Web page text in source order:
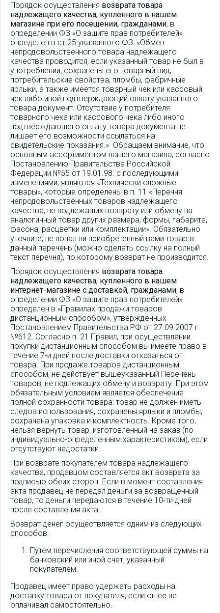
Порядок осуществления возврата товара
надлежащего качества, купленного в нашем
магазине при его посещении, гражданами, в
определении ФЗ «О защите прав потребителей»
определен в ст.25 указанного ФЗ: «Обмен
непродовольственного товара надлежащего
качества проводится, если указанный товар не был в
употреблении, сохранены его товарный вид,
потребительские свойства, пломбы, фабричные
ярлыки, а также имеется товарный чек или кассовый
чек либо иной подтверждающий оплату указанного
товара документ. Отсутствие у потребителя
товарного чека или кассового чека либо иного
подтверждающего оплату товара документа не
лишает его возможности ссылаться на
свидетельские показания.» Обращаем внимание, что
основным ассортиментом нашего магазина, согласно
Постановлению Правительства Российской
Федерации №55 от 19.01.98. с последующими
изменениями, являются «Технически сложные
товары», которые определены в п. 11 «Перечня
непродовольственных товаров надлежащего
качества, не подлежащих возврату или обмену на
аналогичный товар других размера, формы, габарита,
фасона, расцветки или комплектации». Обязательно
уточните, не попал ли приобретенный вами товар в
данный перечень (можно сделать ссылку на полный
текст перечня), по которому возврат не производится.
Порядок осуществления возврата товара
надлежащего качества, купленного в нашем
интернет-магазине с доставкой, гражданами, в
определении ФЗ «О защите прав потребителей»
определен в «Правилах продажи товаров
дистанционным способом», утвержденных
Постановлением Правительства РФ от 27.09.2007 г.
№612. Согласно п. 21 Правил, при осуществлении
покупки дистанционным способом вы имеете право в
течение 7-и дней после доставки отказаться от
товара. При продаже товаров дистанционным
способом, не действует вышеуказанный Перечень
товаров, не подлежащих обмену и возврату. При этом
обязательным условием является обеспечение
полной сохранности товара: товар не должен иметь
следов использования, сохранены ярлыки и пломбы,
сохранена упаковка и комплектность. Кроме того,
нельзя вернуть товар, изготовленный на заказ (по
индивидуально-определенным характеристикам), если
отсутствуют недостатки.
При возврате покупателем товара надлежащего
качества, продавцом составляется акт возврата за
подписью обеих сторон. Если в момент составления
акта продавец не передал деньги за возвращенный
товар, то деньги передаются в течение 10-ти дней
после составления акта.
Возврат денег осуществляется одним из следующих
способов:
Путем перечисления соответствующей суммы на
банковский или иной счет, указанный
покупателем.
Продавец имеет право удержать расходы на
доставку товара от покупателя, если он ее не
оплачивал самостоятельно.